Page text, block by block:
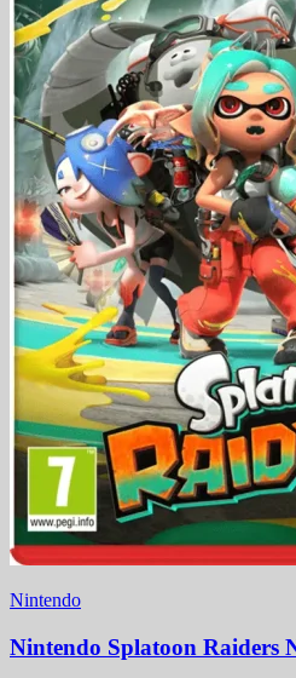
Nintendo
Nintendo Splatoon Raiders